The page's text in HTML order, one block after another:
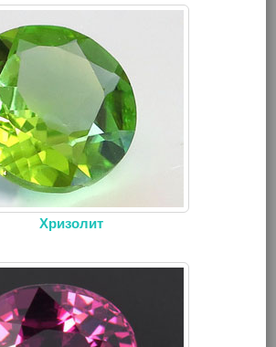
Хризолит